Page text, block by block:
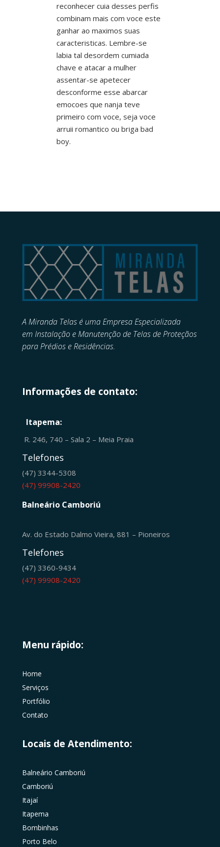
reconhecer cuia desses perfis
combinam mais com voce este
ganhar ao maximos suas
caracteristicas. Lembre-se
labia tal desordem cumiada
chave e atacar a mulher
assentar-se apetecer
desconforme esse abarcar
emocoes que nanja teve
primeiro com voce, seja voce
arruii romantico ou briga bad
boy.
A Miranda Telas é uma Empresa Especializada
em Instalação e Manutenção de Telas de Proteçãos
para Prédios e Residências.
Informações de contato:
Itapema:
R. 246, 740 – Sala 2 – Meia Praia
Telefones
(47) 3344-5308
(47) 99908-2420
Balneário Camboriú
Av. do Estado Dalmo Vieira, 881 – Pioneiros
Telefones
(47) 3360-9434
(47) 99908-2420
Menu rápido:
Home
Serviços
Portfólio
Contato
Locais de Atendimento:
Balneário Camboriú
Camboriú
Itajaí
Itapema
Bombinhas
Porto Belo